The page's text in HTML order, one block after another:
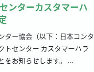
ンターカスタマーハ
ター協会（以下：日本コンタ
トセンター カスタマーハラ
をお知らせします。 ...